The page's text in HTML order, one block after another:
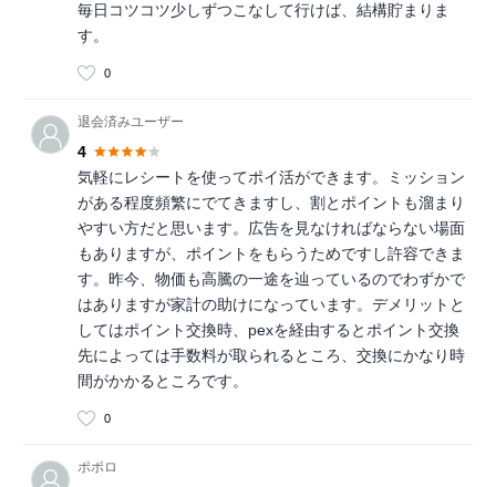
毎日コツコツ少しずつこなして行けば、結構貯まりま
す。
0
退会済みユーザー
4
気軽にレシートを使ってポイ活ができます。ミッション
がある程度頻繁にでてきますし、割とポイントも溜まり
やすい方だと思います。広告を見なければならない場面
もありますが、ポイントをもらうためですし許容できま
す。昨今、物価も高騰の一途を辿っているのでわずかで
はありますが家計の助けになっています。デメリットと
してはポイント交換時、pexを経由するとポイント交換
先によっては手数料が取られるところ、交換にかなり時
間がかかるところです。
0
ポポロ